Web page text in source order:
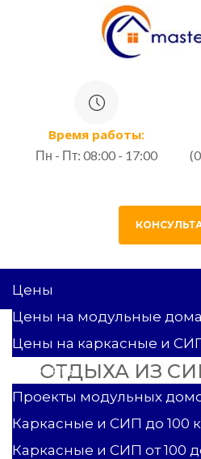
Время работы:
Пн - Пт: 08:00 - 17:00
Цены
Цены на модульные дома
Цены на каркасные и
Проекты
Проекты модульных
Каркасные и СИП до 100
Каркасные и СИП от 100
ОТДЫХА ИЗ